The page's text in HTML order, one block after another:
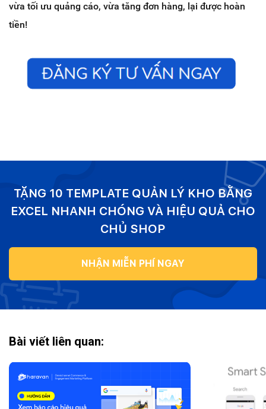
vừa tối ưu quảng cáo, vừa tăng đơn hàng, lại được hoàn
tiền!
TẶNG 10 TEMPLATE QUẢN LÝ KHO BẰNG
EXCEL NHANH CHÓNG VÀ HIỆU QUẢ CHO
CHỦ SHOP
NHẬN MIỄN PHÍ NGAY
Bài viết liên quan: